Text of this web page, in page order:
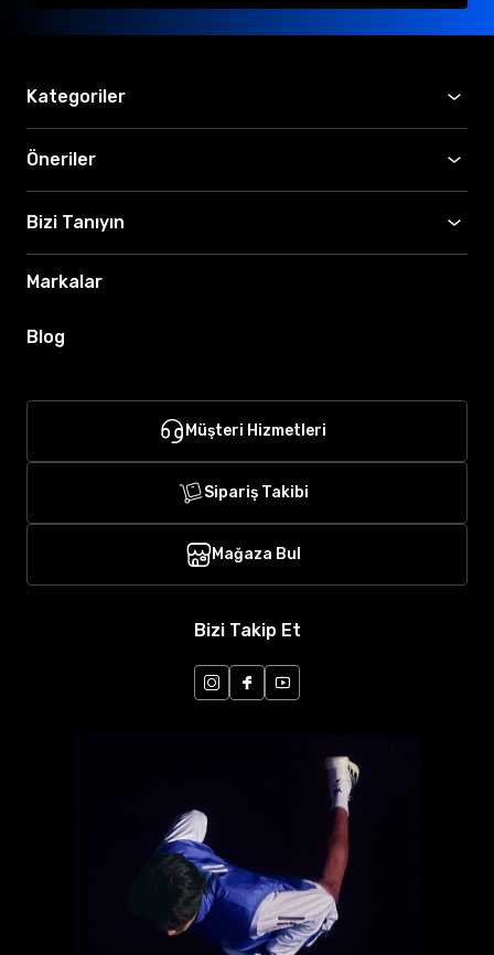
Kategoriler
Öneriler
Bizi Tanıyın
Markalar
Blog
Müşteri Hizmetleri
Sipariş Takibi
Mağaza Bul
Bizi Takip Et